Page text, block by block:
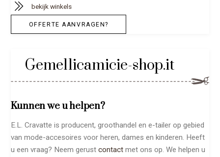
bekijk winkels
OFFERTE AANVRAGEN?
Gemellicamicie-shop.it
Kunnen we u helpen?
E.L. Cravatte is producent, groothandel en e-tailer op gebied
van mode-accesoires voor heren, dames en kinderen. Heeft
u een vraag? Neem gerustcontact met ons op. We helpen u